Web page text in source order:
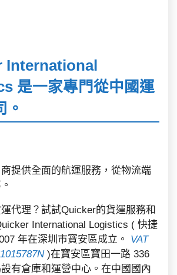
International
是一家專門從中國運
。
提供全面的航運服務，從物流端
代理？試試Quicker的貨運服務和
International Logistics ( 快捷
年在深圳市寶安區成立。 VAT
)在寶安區寶田一路 336
有倉庫和運營中心。在中國國內